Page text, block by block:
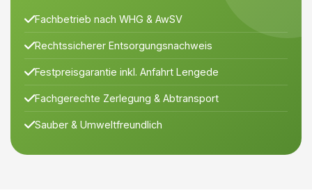
Fachbetrieb nach WHG & AwSV
Rechtssicherer Entsorgungsnachweis
Festpreisgarantie inkl. Anfahrt Lengede
Fachgerechte Zerlegung & Abtransport
Sauber & Umweltfreundlich